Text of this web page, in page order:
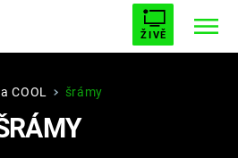
ŽIVĚ
BUFFY, PŘEMOŽITELKA UPÍRŮ
AVENGERS 5
COOL šrámy